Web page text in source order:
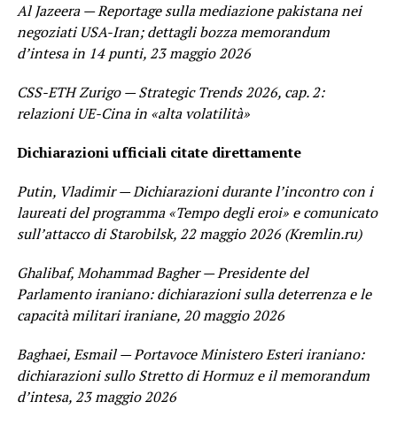
Al Jazeera — Reportage sulla mediazione pakistana nei
negoziati USA-Iran; dettagli bozza memorandum
d’intesa in 14 punti, 23 maggio 2026
CSS-ETH Zurigo — Strategic Trends 2026, cap. 2:
relazioni UE-Cina in «alta volatilità»
Dichiarazioni ufficiali citate direttamente
Putin, Vladimir — Dichiarazioni durante l’incontro con i
laureati del programma «Tempo degli eroi» e comunicato
sull’attacco di Starobilsk, 22 maggio 2026 (Kremlin.ru)
Ghalibaf, Mohammad Bagher — Presidente del
Parlamento iraniano: dichiarazioni sulla deterrenza e le
capacità militari iraniane, 20 maggio 2026
Baghaei, Esmail — Portavoce Ministero Esteri iraniano:
dichiarazioni sullo Stretto di Hormuz e il memorandum
d’intesa, 23 maggio 2026